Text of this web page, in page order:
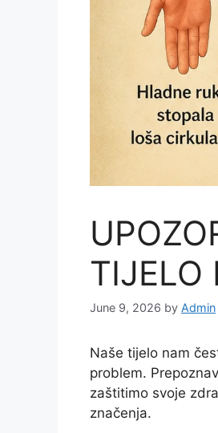
TIJELO
June 9, 2026 by Admin
Naše tijelo nam
problem.
zaštitimo svoje
značenja.